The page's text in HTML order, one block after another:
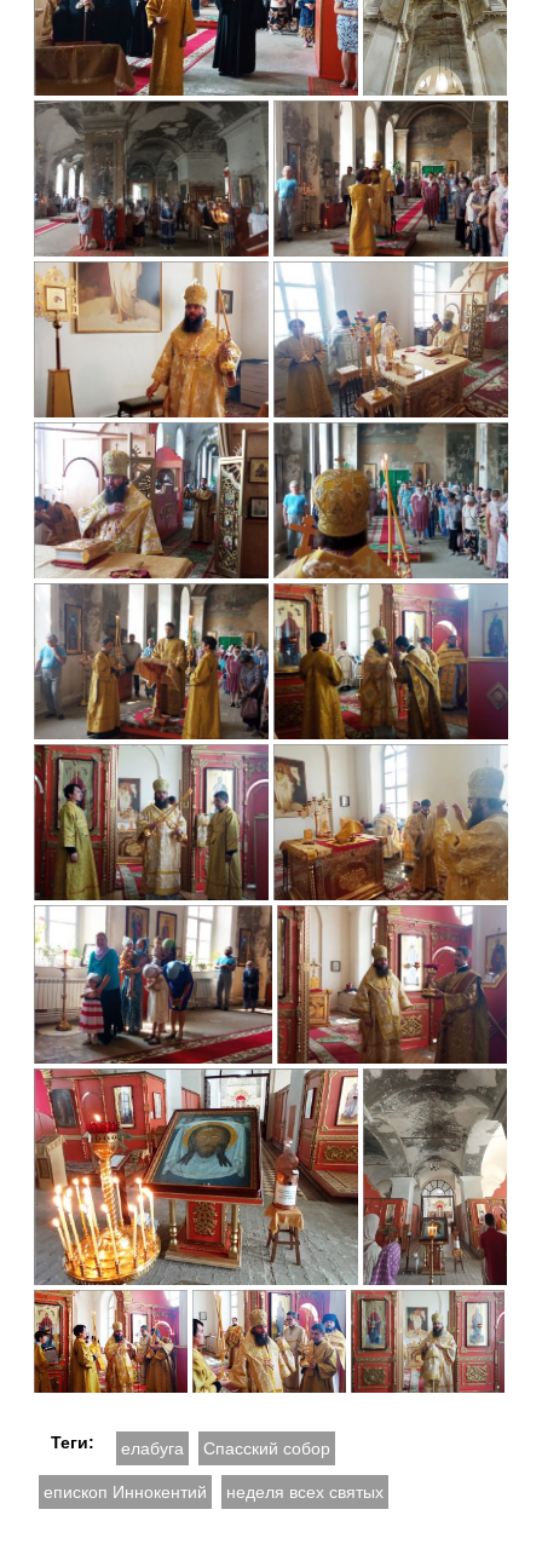
Теги: елабуга Спасский собор
епископ Иннокентий неделя всех святых